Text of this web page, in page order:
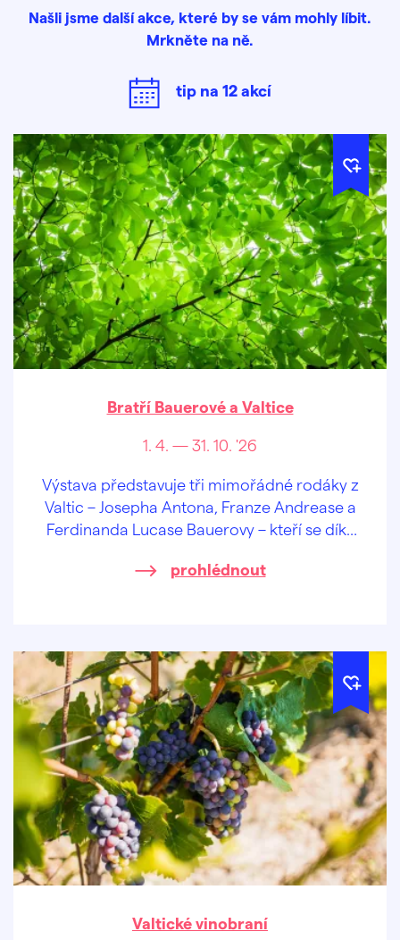
Našli jsme další akce, které by se vám mohly líbit.
Mrkněte na ně.
tip na 12akcí
Bratří Bauerové a Valtice
1. 4. — 31. 10. '26
Výstava představuje tři mimořádné rodáky z
Valtic – Josepha Antona, Franze Andrease a
Ferdinanda Lucase Bauerovy – kteří se díky
nejvýznamnější botanické ilustrátory své
prohlédnout
Valtické vinobraní